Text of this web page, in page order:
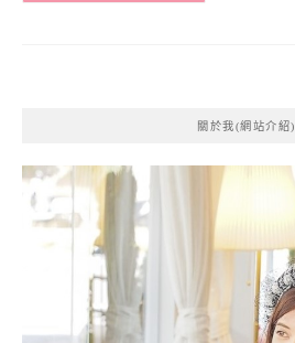
關於我(網站介紹)